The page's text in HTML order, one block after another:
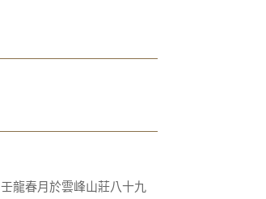
龍春月於雲峰山莊八十九